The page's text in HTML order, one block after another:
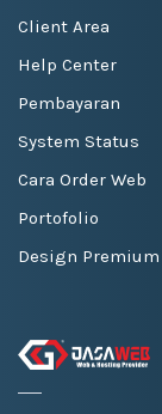
Client Area
Help Center
Pembayaran
System Status
Cara Order Web
Portofolio
Design Premium